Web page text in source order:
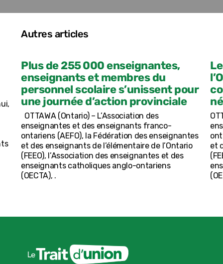
Autres articles
Plus de 255 000 enseignantes,
enseignants et membres du
personnel scolaire s’unissent pour
une journée d’action provinciale
OTTAWA (Ontario) – L’Association des
enseignantes et des enseignants franco-
ontariens (AEFO), la Fédération des enseignantes
et des enseignants de l’élémentaire de l’Ontario
(FEEO), l’Association des enseignantes et des
enseignants catholiques anglo-ontariens
(OECTA), .
et